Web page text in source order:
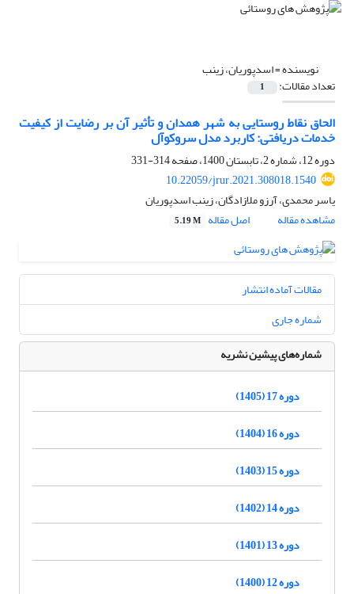
نویسنده =اسدپوریان، زینب
تعداد مقالات: 1
الحاق نقاط روستایی به شهر همدان و تأثیر آن بر رضایت از کیفیت
خدمات دریافتی: کاربرد مدل سروکوآل
دوره 12، شماره 2، تابستان 1400، صفحه
314-331
10.22059/jrur.2021.308018.1540
یاسر محمدی، آرزو ملازادگان، زینب اسدپوریان
مشاهده مقاله
اصل مقاله 5.19 M
مقالات آماده انتشار
شماره جاری
شماره‌های پیشین نشریه
دوره 17 (1405)
دوره 16 (1404)
دوره 15 (1403)
دوره 14 (1402)
دوره 13 (1401)
دوره 12 (1400)